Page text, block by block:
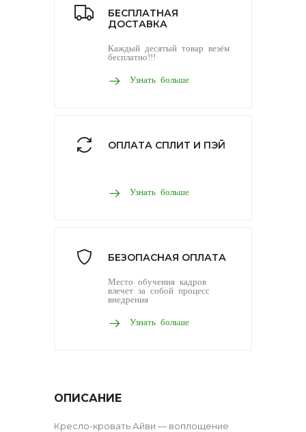
БЕСПЛАТНАЯ
ДОСТАВКА
Каждый десятый товар везём
бесплатно!!!
Узнать больше
ОПЛАТА СПЛИТ И ПЭЙ
Узнать больше
БЕЗОПАСНАЯ ОПЛАТА
Место обучения кадров
влечет за собой процесс
внедрения
Узнать больше
ОПИСАНИЕ
Кресло-кровать Айви — воплощение